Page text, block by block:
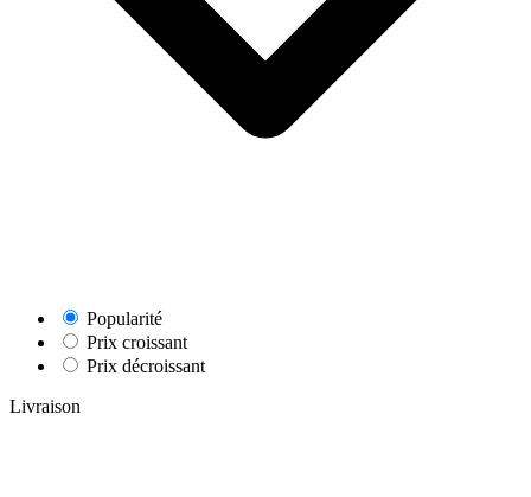
Popularité
Prix croissant
Prix décroissant
Livraison